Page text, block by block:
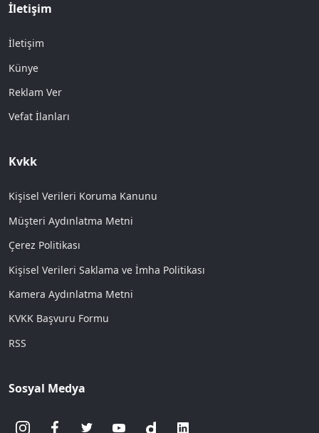
İletişim
İletişim
Künye
Reklam Ver
Vefat İlanları
Kvkk
Kişisel Verileri Koruma Kanunu
Müşteri Aydınlatma Metni
Çerez Politikası
Kişisel Verileri Saklama ve İmha Politikası
Kamera Aydınlatma Metni
KVKK Başvuru Formu
RSS
Sosyal Medya